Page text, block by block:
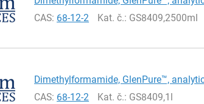
CAS: 68-12-2 Kat. č.: GS8409,2500ml
Dimethylformamide, GlenPure™,
CAS: 68-12-2 Kat. č.: GS8409,1l